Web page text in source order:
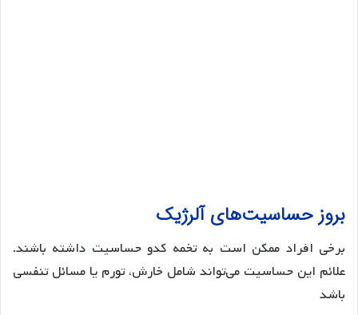
بروز حساسیت‌های آلرژیک
برخی افراد ممکن است به تخمه کدو حساسیت داشته باشند.
علائم این حساسیت می‌تواند شامل خارش، تورم یا مسائل تنفسی
باشد​